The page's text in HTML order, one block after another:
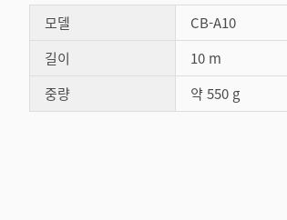
모델
CB-A10
길이
10 m
중량
약 550 g